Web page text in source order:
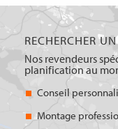
RECHERCHER
Nos revendeurs
planification au
Conseil
Montage